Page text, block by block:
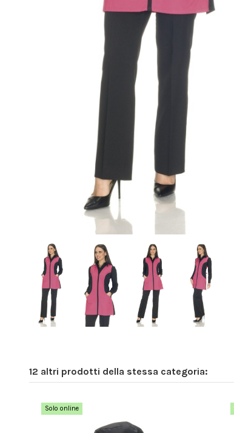
12 altri prodotti della stessa categoria:
Solo online